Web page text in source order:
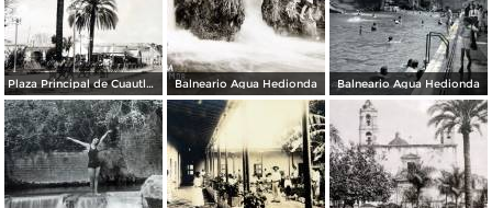
Plaza Principal de Cuautla Morelos. ( Circulada el 2 de Noviembre de 1928 ). Balneario Agua Hedionda Balneario Agua Hedionda